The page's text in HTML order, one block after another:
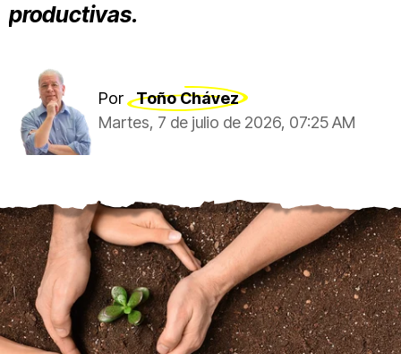
productivas.
Por
Toño Chávez
Martes, 7 de julio de 2026, 07:25 AM